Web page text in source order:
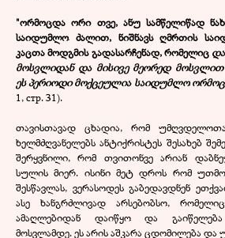
"ორმოცდა ორი თვე, ანუ სამწელიწად
საიდუმლო ძალით, ნიშნავს ღმრთის
კაცთა მოდგმის გადასარჩენად, რომელიც
მოსვლიდან და მისივე მეორედ
ეს პერიოდი მოქცეულია საიდუმლო
1, стр. 31).
თავისთავად ცხადია, რომ
ხელმძღვანელებს ანტიქრისტეს შესახებ
შერყვნილი, რომ თვითონვე არიან
სულის მიერ. ისინი მეტ დროს რომ
შესწავლას, ვერასოდეს გაბედავდნენ
ასე ხანგრძლივად არსებობსო,
ამაღლებიდან დაიწყო და
მოსვლამდე. ეს არის აშკარა ცდომილება და